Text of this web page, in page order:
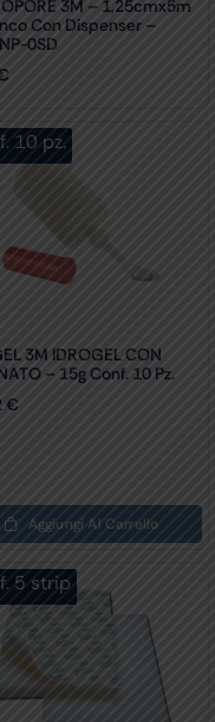
3M – 1,25cmx5m
Con Dispenser –
0SD
10 pz.
3M IDROGEL CON
– 15g Conf. 10 Pz.
€
Aggiungi Al Carrello
5 strip